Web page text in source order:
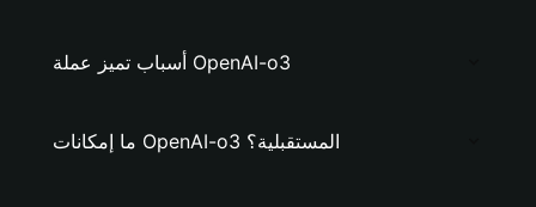
أسباب تميز عملة OpenAI-o3
ما إمكانات OpenAI-o3 المستقبلية؟